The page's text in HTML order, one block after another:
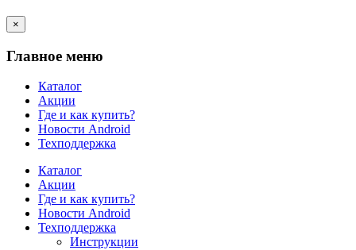
×
Главное меню
Каталог
Акции
Где и как купить?
Новости Android
Техподдержка
Каталог
Акции
Где и как купить?
Новости Android
Техподдержка
Инструкции